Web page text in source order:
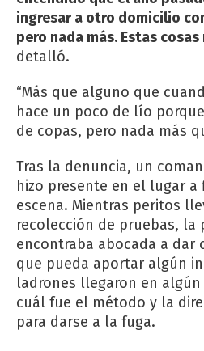
ingresar a otro domicilio
pero nada más. Estas
detalló.
“Más que alguno que
hace un poco de lío
de copas, pero nada más
Tras la denuncia, un
hizo presente en el lugar a
escena. Mientras peritos
recolección de pruebas, la
encontraba abocada a dar
que pueda aportar algún
ladrones llegaron en
cuál fue el método y la
para darse a la fuga.